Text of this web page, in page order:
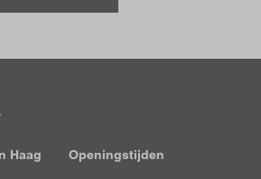
Haag
Openingstijden